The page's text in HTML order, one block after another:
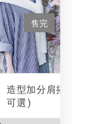
售完
造型加分肩搭(4色
可選)